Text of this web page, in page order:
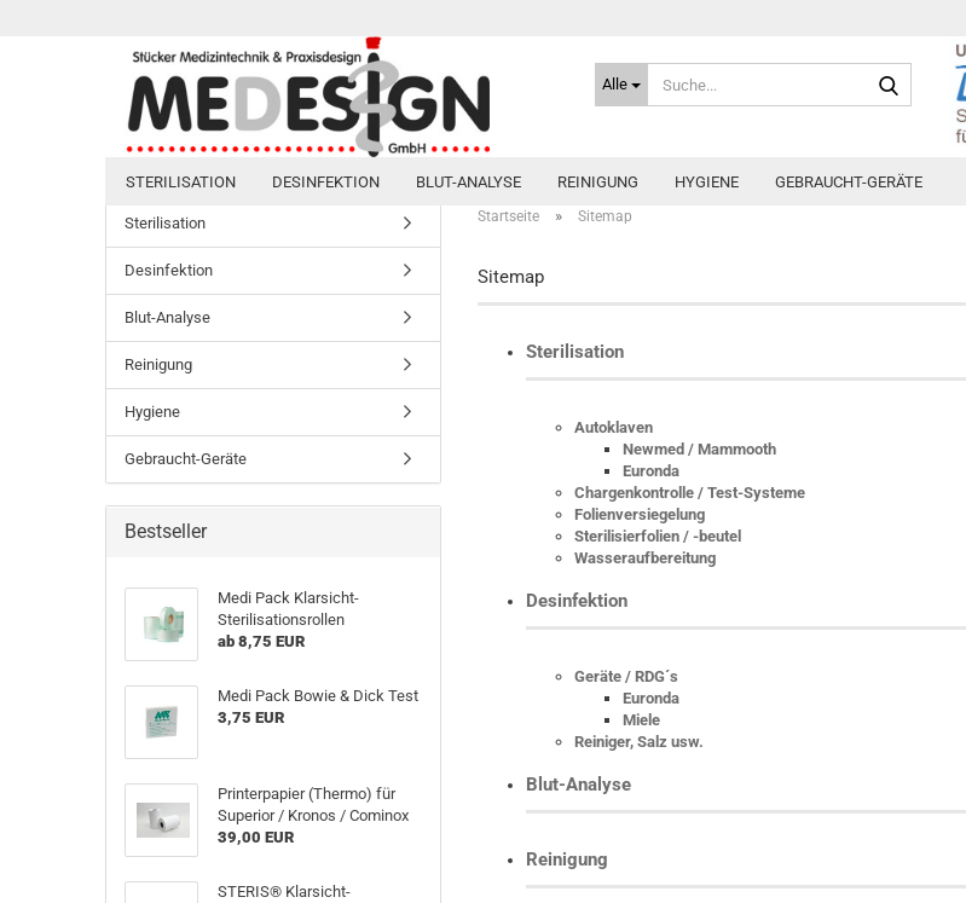
Alle
Suche...
STERILISATION DESINFEKTION BLUT-ANALYSE REINIGUNG HYGIENE GEBRAUCHT-GERÄTE
Startseite » Sitemap
Sitemap
Sterilisation
Autoklaven
Newmed / Mammooth
Euronda
Chargenkontrolle / Test-Systeme
Folienversiegelung
Sterilisierfolien / -beutel
Wasseraufbereitung
Desinfektion
Geräte / RDG´s
Euronda
Miele
Reiniger, Salz usw.
Blut-Analyse
Reinigung
Sterilisation
Desinfektion
Blut-Analyse
Reinigung
Hygiene
Gebraucht-Geräte
Bestseller
Medi Pack Klarsicht-​
Sterilisationsrollen
ab 8,75 EUR
Medi Pack Bowie & Dick Test
3,75 EUR
Prin­ter­pa­pier (Ther­mo) für
Su­pe­ri­or / Kro­nos / Co­minox
39,00 EUR
STE­RIS® Klarsicht-​